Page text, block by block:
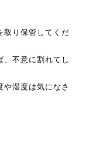
取り保管してくだ
、不意に割れてし
湿度は気になさ